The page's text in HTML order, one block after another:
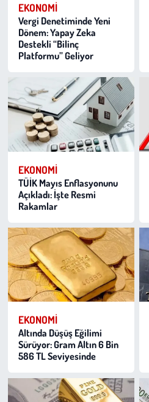
EKONOMI
Vergi Denetiminde Yeni
Dönem: Yapay Zeka
Destekli “Bilinç
Platformu” Geliyor
EKONOMI
TÜİK Mayıs Enflasyonunu
Açıkladı: İşte Resmi
Rakamlar
EKONOMI
Altında Düşüş Eğilimi
Sürüyor: Gram Altın 6 Bin
586 TL Seviyesinde